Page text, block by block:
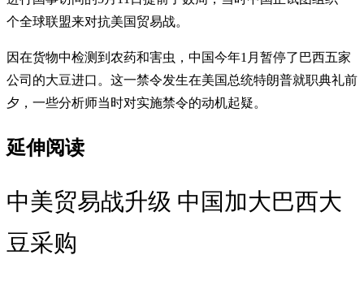
个全球联盟来对抗美国贸易战。
因在货物中检测到农药和害虫，中国今年1月暂停了巴西五家
公司的大豆进口。这一禁令发生在美国总统特朗普就职典礼前
夕，一些分析师当时对实施禁令的动机起疑。
延伸阅读
中美贸易战升级 中国加大巴西大
豆采购